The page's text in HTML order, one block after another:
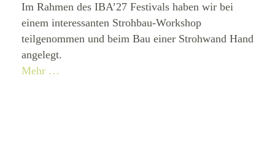
Im Rahmen des IBA’27 Festivals haben wir bei
einem interessanten Strohbau-Workshop
teilgenommen und beim Bau einer Strohwand Hand
angelegt.
Mehr …